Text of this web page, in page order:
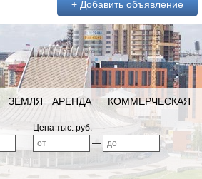
+ Добавить объявление
ЗЕМЛЯ АРЕНДА КОММЕРЧЕСКАЯ
Цена тыс. руб.
—